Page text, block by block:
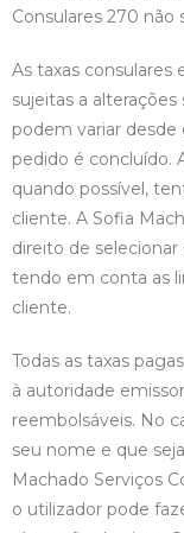
Consulares 270 não
As taxas consulares
sujeitas a
podem variar
pedido é concluído.
quando possível,
cliente. A Sofia
direito de
tendo em conta as
cliente.
Todas as taxas
à autoridade
reembolsáveis. No
seu nome e que
Machado Serviços
o utilizador pode